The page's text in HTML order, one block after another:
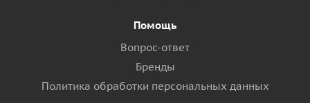
Помощь
Вопрос-ответ
Бренды
Политика обработки персональных данных